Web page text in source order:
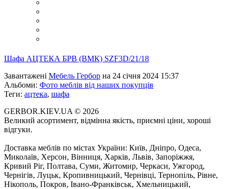
Шафа АЦТЕКА БРВ (ВМК) SZF3D/21/18
Завантажені Мебель Гербор на 24 січня 2024 15:37
Альбоми: Фото меблів від наших покупців
Теги: ацтека, шафа
GERBOR.KIEV.UA © 2026
Великий асортимент, відмінна якість, приємні ціни, хороші
відгуки.
Доставка меблів по містах України: Київ, Дніпро, Одеса,
Миколаїв, Херсон, Вінниця, Харків, Львів, Запоріжжя,
Кривий Ріг, Полтава, Суми, Житомир, Черкаси, Ужгород,
Чернігів, Луцьк, Кропивницький, Чернівці, Тернопіль, Рівне,
Нікополь, Покров, Івано-Франківськ, Хмельницький,